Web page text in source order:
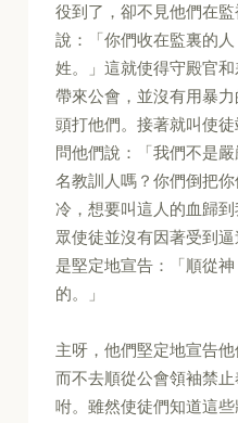
役到了，卻不見他們在
說：「你們收在監裏的
姓。」這就使得守殿官
帶來公會，並沒有用暴
頭打他們。接著就叫使
問他們說：「我們不是
名教訓人嗎？你們倒把
冷，想要叫這人的血歸
眾使徒並沒有因著受到
是堅定地宣告：「順從
的。」
主呀，他們堅定地宣告
而不去順從公會領袖禁
咐。雖然使徒們知道這